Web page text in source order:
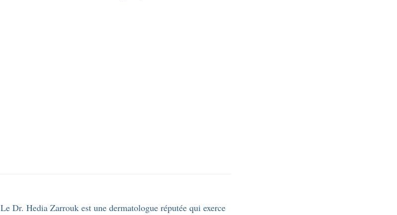
Le Dr. Hedia Zarrouk est une dermatologue réputée qui exerce